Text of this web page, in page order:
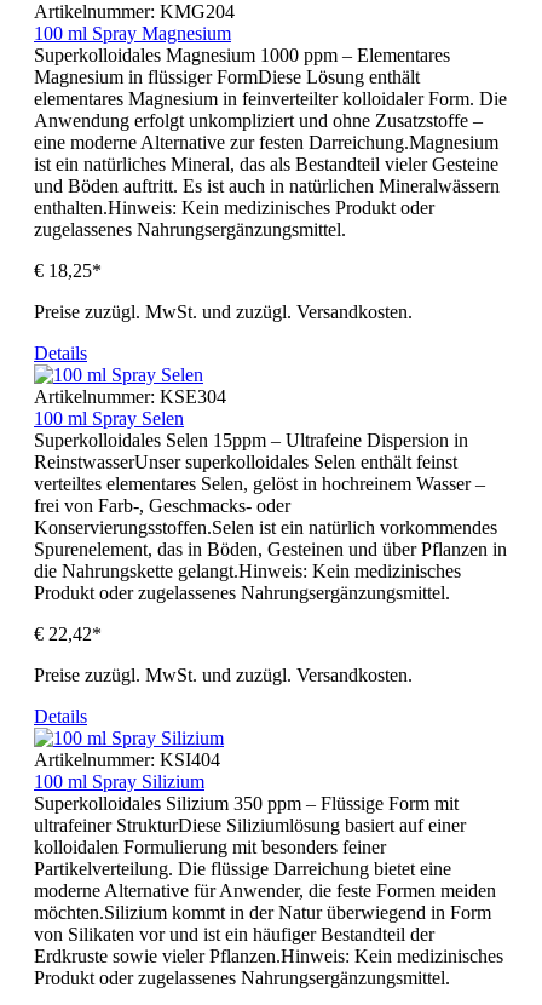
Artikelnummer: KMG204
100 ml Spray Magnesium
Superkolloidales Magnesium 1000 ppm – Elementares
Magnesium in flüssiger FormDiese Lösung enthält
elementares Magnesium in feinverteilter kolloidaler Form. Die
Anwendung erfolgt unkompliziert und ohne Zusatzstoffe –
eine moderne Alternative zur festen Darreichung.Magnesium
ist ein natürliches Mineral, das als Bestandteil vieler Gesteine
und Böden auftritt. Es ist auch in natürlichen Mineralwässern
enthalten.Hinweis: Kein medizinisches Produkt oder
zugelassenes Nahrungsergänzungsmittel.
€ 18,25*
Preise zuzügl. MwSt. und zuzügl. Versandkosten.
Details
Artikelnummer: KSE304
100 ml Spray Selen
Superkolloidales Selen 15ppm – Ultrafeine Dispersion in
ReinstwasserUnser superkolloidales Selen enthält feinst
verteiltes elementares Selen, gelöst in hochreinem Wasser –
frei von Farb-, Geschmacks- oder
Konservierungsstoffen.Selen ist ein natürlich vorkommendes
Spurenelement, das in Böden, Gesteinen und über Pflanzen in
die Nahrungskette gelangt.Hinweis: Kein medizinisches
Produkt oder zugelassenes Nahrungsergänzungsmittel.
€ 22,42*
Preise zuzügl. MwSt. und zuzügl. Versandkosten.
Details
Artikelnummer: KSI404
100 ml Spray Silizium
Superkolloidales Silizium 350 ppm – Flüssige Form mit
ultrafeiner StrukturDiese Siliziumlösung basiert auf einer
kolloidalen Formulierung mit besonders feiner
Partikelverteilung. Die flüssige Darreichung bietet eine
moderne Alternative für Anwender, die feste Formen meiden
möchten.Silizium kommt in der Natur überwiegend in Form
von Silikaten vor und ist ein häufiger Bestandteil der
Erdkruste sowie vieler Pflanzen.Hinweis: Kein medizinisches
Produkt oder zugelassenes Nahrungsergänzungsmittel.